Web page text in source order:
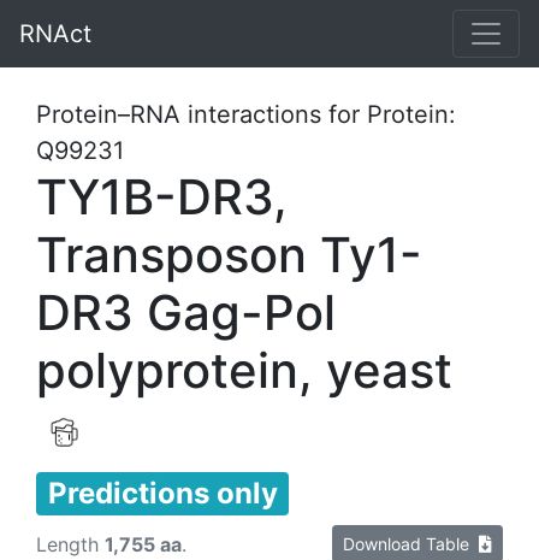
RNAct
Protein–RNA interactions for Protein:
Q99231
TY1B-DR3,
Transposon Ty1-
DR3 Gag-Pol
polyprotein, yeast
Predictions only
Length 1,755 aa. Download Table